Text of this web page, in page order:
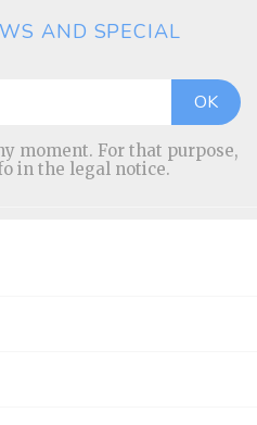
AND SPECIAL
moment. For that purpose,
in the legal notice.